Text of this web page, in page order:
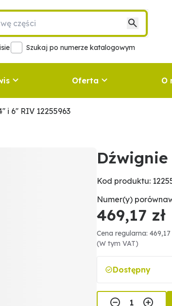
Szukaj po numerze katalogowym
Oferta O
i 6'' RIV 12255963
Kod produktu:
Numer(y)
469,17 zł
Cena regularna: 469,17
(W tym VAT)
Dostępny